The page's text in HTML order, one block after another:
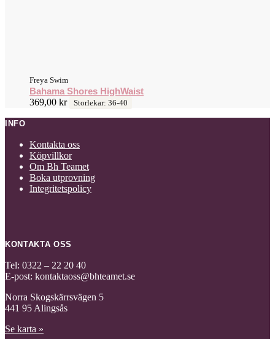
Freya Swim
Bahama Shores HighWaist
369,00 kr Storlekar: 36-40
INFO
Kontakta oss
Köpvillkor
Om Bh Teamet
Boka utprovning
Integritetspolicy
KONTAKTA OSS
Tel: 0322 – 22 20 40
E-post: kontaktaoss@bhteamet.se
Norra Skogskärrsvägen 5
441 95 Alingsås
Se karta »